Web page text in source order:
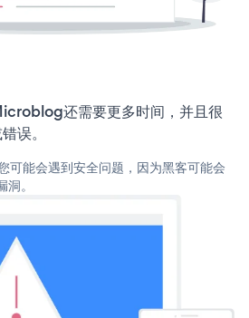
还需要更多时间，并且很
误。
可能会遇到安全问题，因为黑客可能会
。